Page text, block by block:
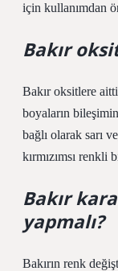
için kullanımdan
Bakır
Bakır oksitlere
boyaların
bağlı olarak sarı
kırmızımsı
Bakır
yapmalı?
Bakırın renk